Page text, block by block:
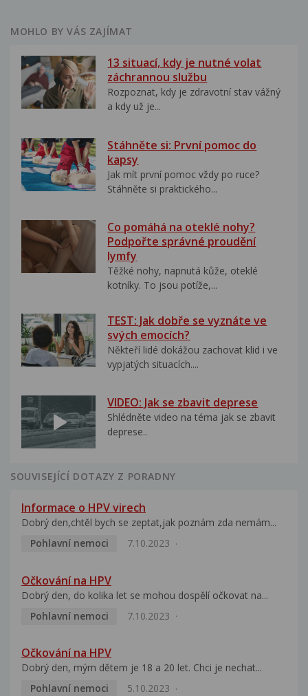
MOHLO BY VÁS ZAJÍMAT
13 situací, kdy je nutné volat
záchrannou službu
Rozpoznat, kdy je zdravotní stav vážný
a kdy už je...
Stáhněte si: První pomoc do
kapsy
Jak mít první pomoc vždy po ruce?
Stáhněte si praktického...
Co pomáhá na oteklé nohy?
Podpořte správné proudění
lymfy
Těžké nohy, napnutá kůže, oteklé
kotníky. To jsou potíže,...
TEST: Jak dobře se vyznáte ve
svých emocích?
Někteří lidé dokážou zachovat klid i ve
vypjatých situacích....
VIDEO: Jak se zbavit deprese
Shlédněte video na téma jak se zbavit
deprese..
SOUVISEJÍCÍ DOTAZY Z PORADNY
Informace o HPV virech
Dobrý den,chtěl bych se zeptat,jak poznám zda nemám...
Pohlavní nemoci
7.10.2023
Očkování na HPV
Dobrý den, do kolika let se mohou dospělí očkovat na...
Pohlavní nemoci
7.10.2023
Očkování na HPV
Dobrý den, mým dětem je 18 a 20 let. Chci je nechat...
Pohlavní nemoci
5.10.2023